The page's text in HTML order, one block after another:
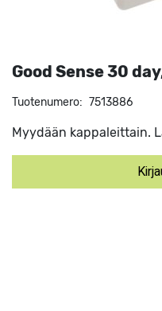
Good Sense 30
Tuotenumero: 7513886
Myydään kappaleittain.